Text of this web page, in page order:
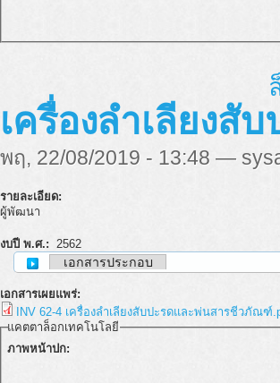
เครื่องลำเลียง
พฤ, 22/08/2019 - 13:48 —
รายละเอียด:
ผู้พัฒนา
งบปี พ.ศ.: 2562
เอกสารประกอบ
เอกสารเผยแพร่:
INV 62-4 เครื่องลำเลียงสับปะรดและพ่นสารชีวภัณฑ์
แคตตาล็อกเทคโนโลยี
ภาพหน้าปก: